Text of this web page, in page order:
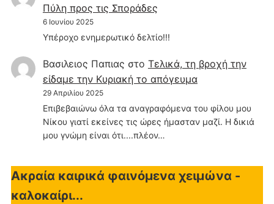
Πύλη προς τις Σποράδες
6 Ιουνίου 2025
Υπέροχο ενημερωτικό δελτίο!!!
Βασιλειος Παπιας στο Τελικά, τη βροχή την
είδαμε την Κυριακή το απόγευμα
29 Απριλίου 2025
Επιβεβαιώνω όλα τα αναγραφόμενα του φίλου μου
Νίκου γιατί εκείνες τις ώρες ήμασταν μαζί. Η δικιά
μου γνώμη είναι ότι....πλέον…
Ακραία καιρικά φαινόμενα χειμώνα -
καλοκαίρι...